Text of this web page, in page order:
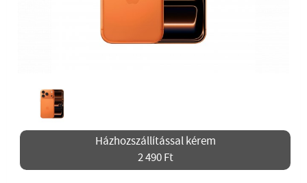
Házhozszállítással kérem
2 490 Ft